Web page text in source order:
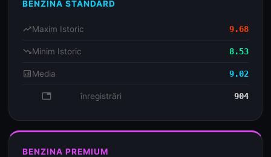
BENZINA STANDARD
trending_upMaxim Istoric 9.68
trending_downMinim Istoric 8.53
analyticsMedia 9.02
database înregistrări 904
BENZINA PREMIUM